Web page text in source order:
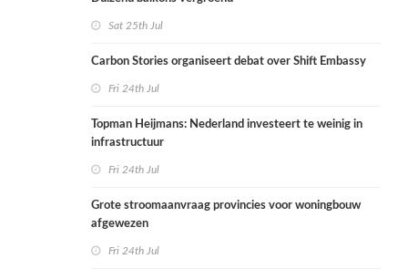
Sat 25th Jul
Carbon Stories organiseert debat over Shift Embassy
Fri 24th Jul
Topman Heijmans: Nederland investeert te weinig in
infrastructuur
Fri 24th Jul
Grote stroomaanvraag provincies voor woningbouw
afgewezen
Fri 24th Jul